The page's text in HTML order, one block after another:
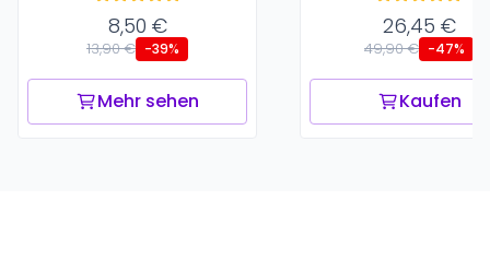
8,50 €
13,90 € -39%
Mehr sehen
26,45 €
49,90 € -47%
Kaufen